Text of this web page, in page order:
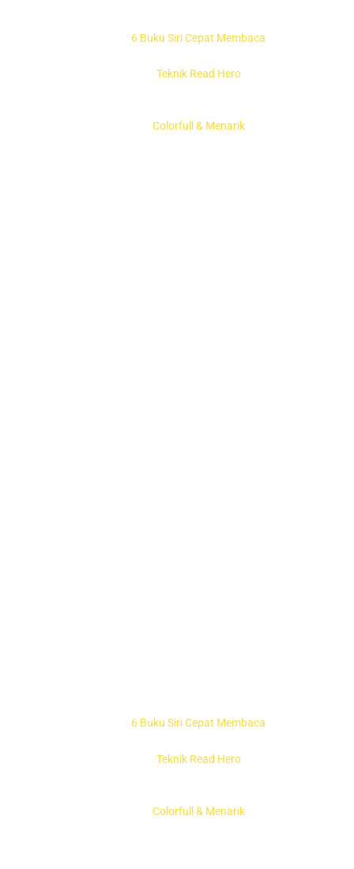
6 Buku Siri Cepat Membaca
Teknik Read Hero
Colorfull & Menarik
6 Buku Siri Cepat Membaca
Teknik Read Hero
Colorfull & Menarik